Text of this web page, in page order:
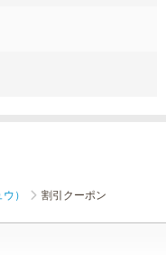
） 割引クーポン